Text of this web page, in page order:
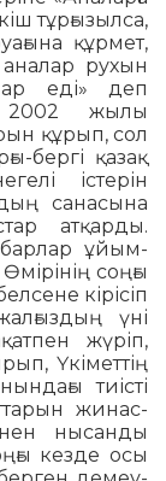
тұрғызылса,
құрмет,
рухын
еді» деп
2002 жылы
құрып, сол
бергі қазақ
істерін
санасына
атқарды.
ұйым­
соңғы
кірісіп
үні
жүріп,
Үкіметтің
тиісті
жи­­­­нас­­­­
нысанды
кезде осы